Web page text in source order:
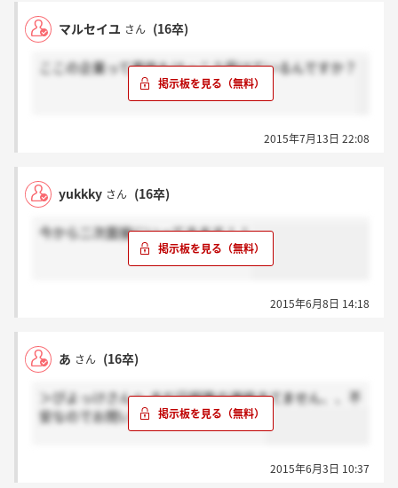
マルセイユ さん (16卒)
ここの企業って男性もけっこう受けているんですか？
2015年7月13日 22:08
yukkky さん (16卒)
今から二次面接にいってきます！！
2015年6月8日 14:18
あ さん (16卒)
＞ぴよっけさんへ まだ日程等の連絡きてません、、不
安なのでお問い合わせしてみます！！
2015年6月3日 10:37